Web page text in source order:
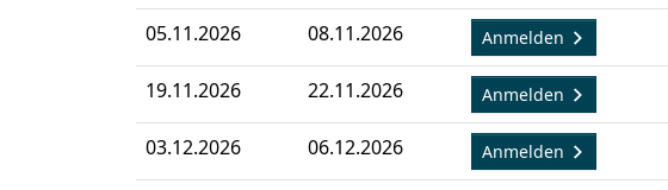
05.11.2026
08.11.2026 Anmelden
19.11.2026 22.11.2026 Anmelden
03.12.2026 06.12.2026 Anmelden